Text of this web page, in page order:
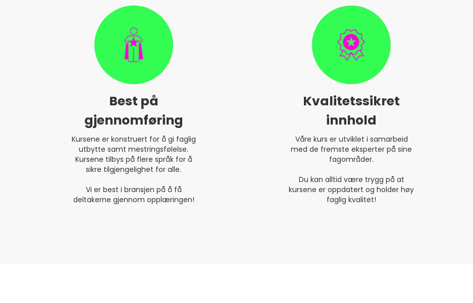
Best på
gjennomføring
Kursene er konstruert for å gi faglig
utbytte samt mestringsfølelse.
Kursene tilbys på flere språk for å
sikre tilgjengelighet for alle.
Vi er best i bransjen på å få
deltakerne gjennom opplæringen!
Kvalitetssikret
innhold
Våre kurs er utviklet i samarbeid
med de fremste eksperter på sine
fagområder.
Du kan alltid være trygg på at
kursene er oppdatert og holder høy
faglig kvalitet!